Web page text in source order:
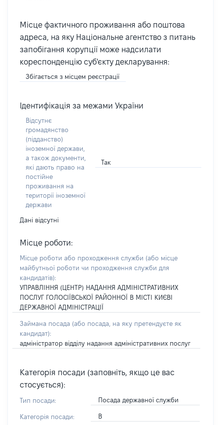
Місце фактичного проживання або поштова
адреса, на яку Національне агентство з питань
запобігання корупції може надсилати
кореспонденцію суб'єкту декларування:
Збігається з місцем реєстрації
Ідентифікація за межами України
Відсутнє
громадянство
(підданство)
іноземної держави,
а також документи,
які дають право на
постійне
проживання на
території іноземної
держави
Так
Дані відсутні
Місце роботи:
Місце роботи або проходження служби (або місце
майбутньої роботи чи проходження служби для
кандидатів):
УПРАВЛІННЯ (ЦЕНТР) НАДАННЯ АДМІНІСТРАТИВНИХ
ПОСЛУГ ГОЛОСІЇВСЬКОЇ РАЙОННОЇ В МІСТІ КИЄВІ
ДЕРЖАВНОЇ АДМІНІСТРАЦІЇ
Займана посада (або посада, на яку претендуєте як
кандидат):
адміністратор відділу надання адміністративних послуг
Категорія посади (заповніть, якщо це вас
стосується):
Тип посади: Посада державної служби
Категорія посади: В